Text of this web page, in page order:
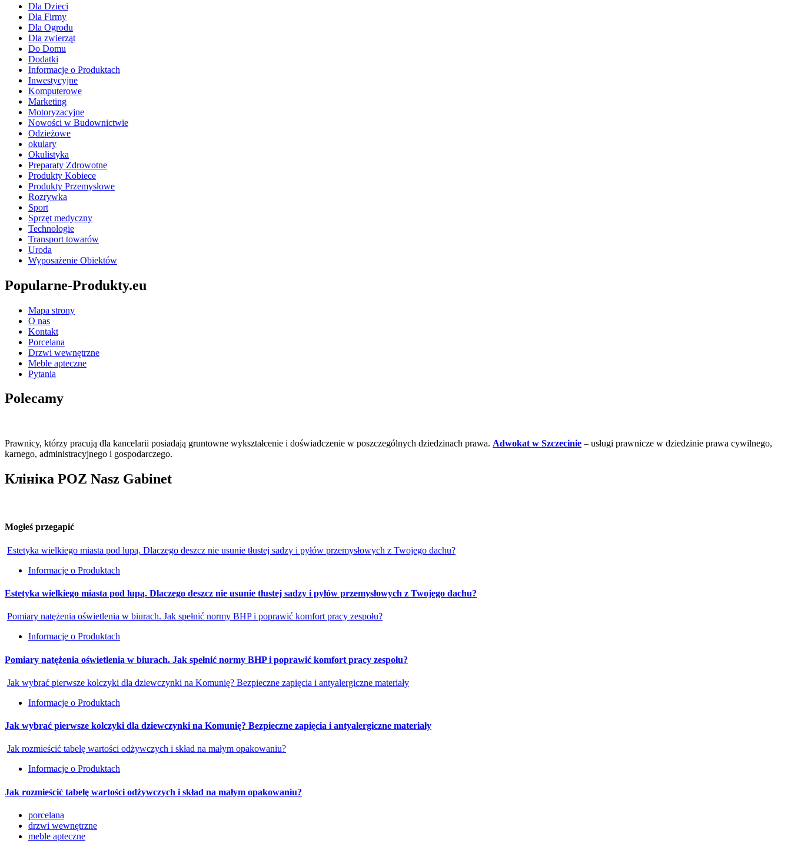
Dla Dzieci
Dla Firmy
Dla Ogrodu
Dla zwierząt
Do Domu
Dodatki
Informacje o Produktach
Inwestycyjne
Komputerowe
Marketing
Motoryzacyjne
Nowości w Budownictwie
Odzieżowe
okulary
Okulistyka
Preparaty Zdrowotne
Produkty Kobiece
Produkty Przemysłowe
Rozrywka
Sport
Sprzęt medyczny
Technologie
Transport towarów
Uroda
Wyposażenie Obiektów
Popularne-Produkty.eu
Mapa strony
O nas
Kontakt
Porcelana
Drzwi wewnętrzne
Meble apteczne
Pytania
Polecamy
Prawnicy, którzy pracują dla kancelarii posiadają gruntowne wykształcenie i doświadczenie w poszczególnych dziedzinach prawa. Adwokat w Szczecinie – usługi prawnicze w dziedzinie prawa cywilnego,
karnego, administracyjnego i gospodarczego.
Клініка POZ Nasz Gabinet
Mogłeś przegapić
Estetyka wielkiego miasta pod lupą. Dlaczego deszcz nie usunie tłustej sadzy i pyłów przemysłowych z Twojego dachu?
Informacje o Produktach
Estetyka wielkiego miasta pod lupą. Dlaczego deszcz nie usunie tłustej sadzy i pyłów przemysłowych z Twojego dachu?
Pomiary natężenia oświetlenia w biurach. Jak spełnić normy BHP i poprawić komfort pracy zespołu?
Informacje o Produktach
Pomiary natężenia oświetlenia w biurach. Jak spełnić normy BHP i poprawić komfort pracy zespołu?
Jak wybrać pierwsze kolczyki dla dziewczynki na Komunię? Bezpieczne zapięcia i antyalergiczne materiały
Informacje o Produktach
Jak wybrać pierwsze kolczyki dla dziewczynki na Komunię? Bezpieczne zapięcia i antyalergiczne materiały
Jak rozmieścić tabelę wartości odżywczych i skład na małym opakowaniu?
Informacje o Produktach
Jak rozmieścić tabelę wartości odżywczych i skład na małym opakowaniu?
porcelana
drzwi wewnętrzne
meble apteczne